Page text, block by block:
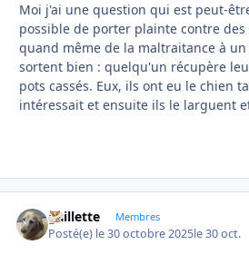
Moi j'ai une question qui est peut-
possible de porter plainte contre des
quand même de la maltraitance à
sortent bien : quelqu'un récupère
pots cassés. Eux, ils ont eu le chien
intéressait et ensuite ils le larguent
gaillette Membres
Posté(e) le 30 octobre 2025le 30 oct.